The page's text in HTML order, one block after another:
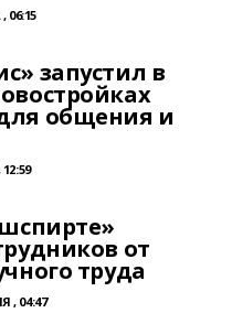
06:15
запустил в
общения и
от
труда
, 04:47